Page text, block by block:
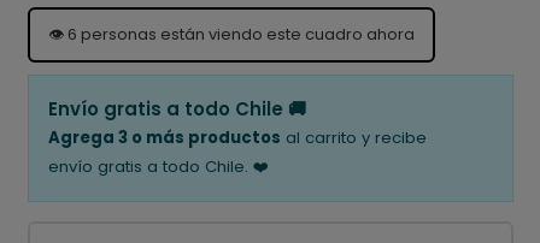
👁️ 6 personas están viendo este cuadro ahora
Envío gratis a todo Chile 🚚
Agrega 3 o más productos al carrito y recibe
envío gratis a todo Chile. ❤️